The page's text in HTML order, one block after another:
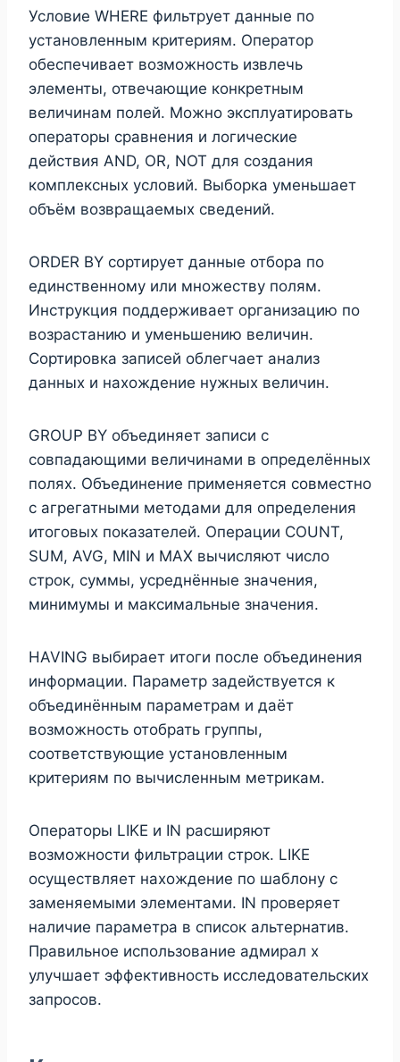
Условие WHERE фильтрует данные по
установленным критериям. Оператор
обеспечивает возможность извлечь
элементы, отвечающие конкретным
величинам полей. Можно эксплуатировать
операторы сравнения и логические
действия AND, OR, NOT для создания
комплексных условий. Выборка уменьшает
объём возвращаемых сведений.
ORDER BY сортирует данные отбора по
единственному или множеству полям.
Инструкция поддерживает организацию по
возрастанию и уменьшению величин.
Сортировка записей облегчает анализ
данных и нахождение нужных величин.
GROUP BY объединяет записи с
совпадающими величинами в определённых
полях. Объединение применяется совместно
с агрегатными методами для определения
итоговых показателей. Операции COUNT,
SUM, AVG, MIN и MAX вычисляют число
строк, суммы, усреднённые значения,
минимумы и максимальные значения.
HAVING выбирает итоги после объединения
информации. Параметр задействуется к
объединённым параметрам и даёт
возможность отобрать группы,
соответствующие установленным
критериям по вычисленным метрикам.
Операторы LIKE и IN расширяют
возможности фильтрации строк. LIKE
осуществляет нахождение по шаблону с
заменяемыми элементами. IN проверяет
наличие параметра в список альтернатив.
Правильное использование адмирал х
улучшает эффективность исследовательских
запросов.